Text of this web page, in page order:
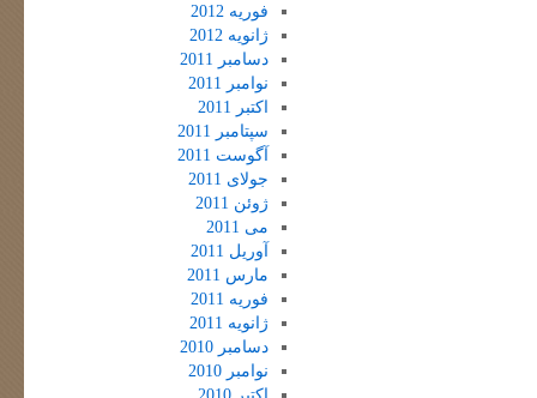
فوریه 2012
ژانویه 2012
دسامبر 2011
نوامبر 2011
اکتبر 2011
سپتامبر 2011
آگوست 2011
جولای 2011
ژوئن 2011
می 2011
آوریل 2011
مارس 2011
فوریه 2011
ژانویه 2011
دسامبر 2010
نوامبر 2010